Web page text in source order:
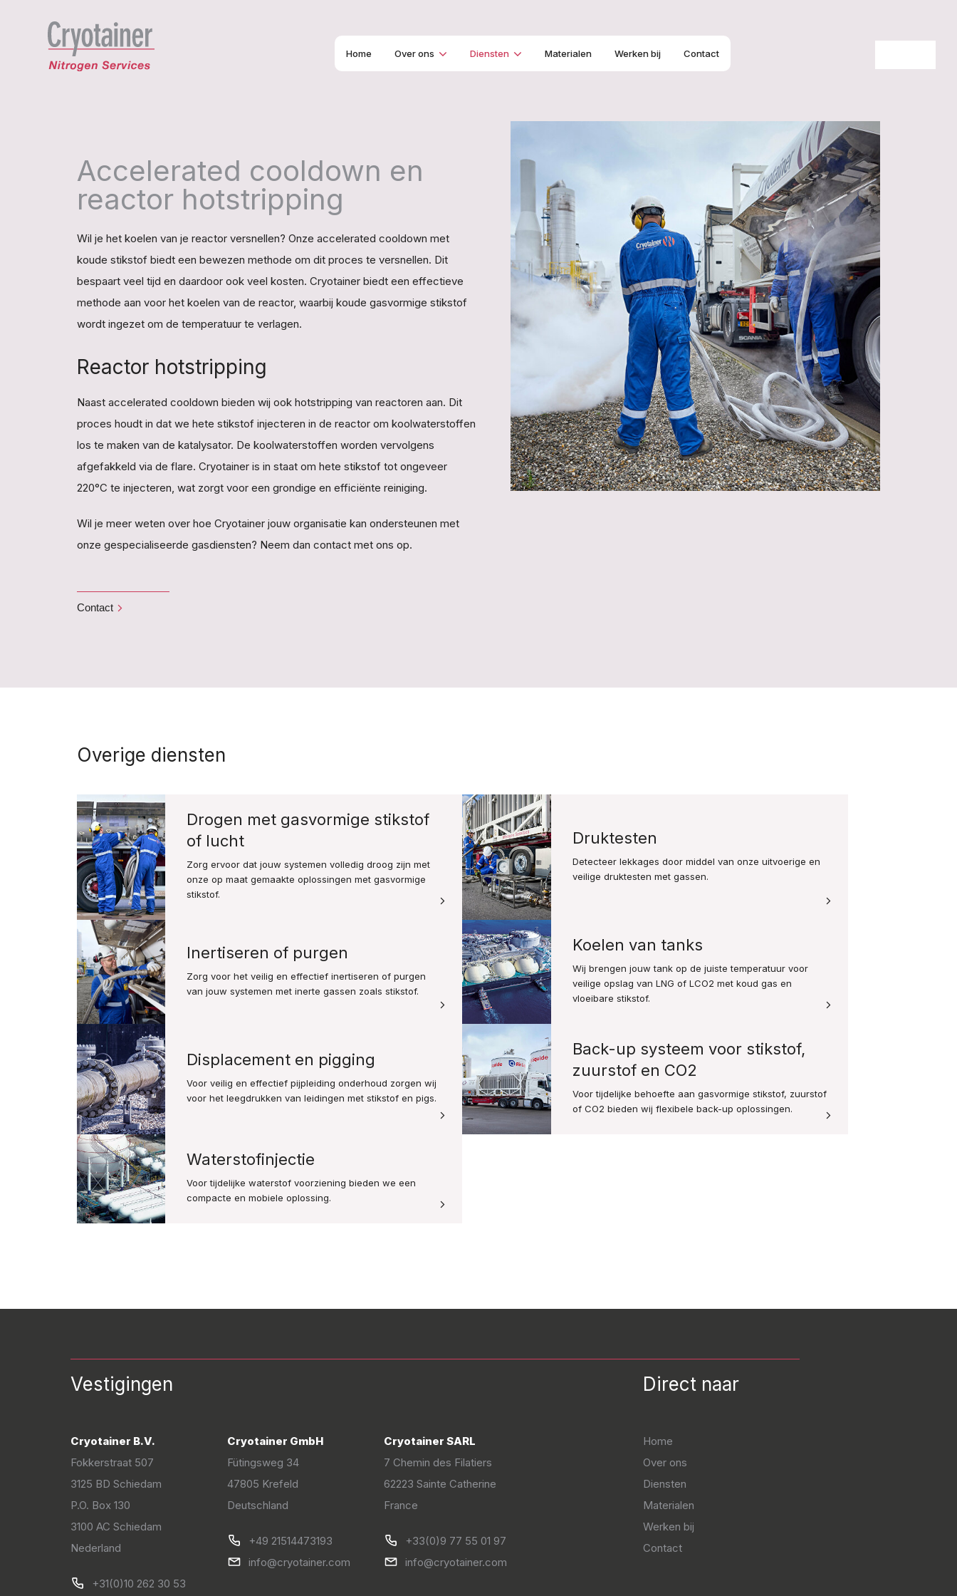
Home Over ons Diensten Materialen Werken bij Contact
Accelerated cooldown en
reactor hotstripping
Wil je het koelen van je reactor versnellen? Onze accelerated cooldown met
koude stikstof biedt een bewezen methode om dit proces te versnellen. Dit
bespaart veel tijd en daardoor ook veel kosten. Cryotainer biedt een effectieve
methode aan voor het koelen van de reactor, waarbij koude gasvormige stikstof
wordt ingezet om de temperatuur te verlagen.
Reactor hotstripping
Naast accelerated cooldown bieden wij ook hotstripping van reactoren aan. Dit
proces houdt in dat we hete stikstof injecteren in de reactor om koolwaterstoffen
los te maken van de katalysator. De koolwaterstoffen worden vervolgens
afgefakkeld via de flare. Cryotainer is in staat om hete stikstof tot ongeveer
220°C te injecteren, wat zorgt voor een grondige en efficiënte reiniging.
Wil je meer weten over hoe Cryotainer jouw organisatie kan ondersteunen met
onze gespecialiseerde gasdiensten? Neem dan contact met ons op.
Contact
Overige diensten
Drogen met gasvormige stikstof
of lucht
Zorg ervoor dat jouw systemen volledig droog zijn met
onze op maat gemaakte oplossingen met gasvormige
stikstof.
Druktesten
Detecteer lekkages door middel van onze uitvoerige en
veilige druktesten met gassen.
Inertiseren of purgen
Zorg voor het veilig en effectief inertiseren of purgen
van jouw systemen met inerte gassen zoals stikstof.
Koelen van tanks
Wij brengen jouw tank op de juiste temperatuur voor
veilige opslag van LNG of LCO2 met koud gas en
vloeibare stikstof.
Displacement en pigging
Voor veilig en effectief pijpleiding onderhoud zorgen wij
voor het leegdrukken van leidingen met stikstof en pigs.
Back-up systeem voor stikstof,
zuurstof en CO2
Voor tijdelijke behoefte aan gasvormige stikstof, zuurstof
of CO2 bieden wij flexibele back-up oplossingen.
Waterstofinjectie
Voor tijdelijke waterstof voorziening bieden we een
compacte en mobiele oplossing.
Vestigingen
Cryotainer B.V.
Fokkerstraat 507
3125 BD Schiedam
P.O. Box 130
3100 AC Schiedam
Nederland
+31(0)10 262 30 53
Cryotainer GmbH
Fütingsweg 34
47805 Krefeld
Deutschland
+49 21514473193
info@cryotainer.com
Cryotainer SARL
7 Chemin des Filatiers
62223 Sainte Catherine
France
+33(0)9 77 55 01 97
info@cryotainer.com
Direct naar
Home
Over ons
Diensten
Materialen
Werken bij
Contact